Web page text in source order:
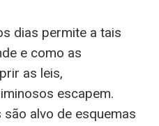
dias permite a tais
e como as
as leis,
escapem.
alvo de esquemas